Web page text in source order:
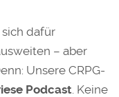
dafür
– aber
Unsere CRPG-
Podcast . Keine